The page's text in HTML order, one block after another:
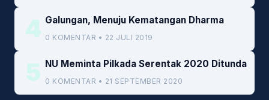
4 Galungan, Menuju Kematangan Dharma
0 KOMENTAR • 22 JULI 2019
5 NU Meminta Pilkada Serentak 2020 Ditunda
0 KOMENTAR • 21 SEPTEMBER 2020